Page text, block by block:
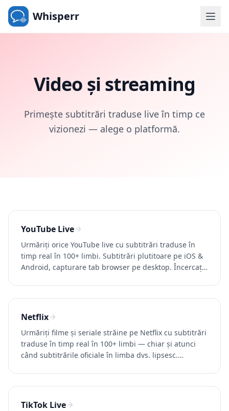
Whisperr
Video și streaming
Primește subtitrări traduse live în timp ce
vizionezi — alege o platformă.
YouTube Live
Urmăriți orice YouTube live cu subtitrări traduse în
timp real în 100+ limbi. Subtitrări plutitoare pe iOS &
Android, capturare tab browser pe desktop. Încercați
Netflix
Urmăriți filme și seriale străine pe Netflix cu subtitrări
traduse în timp real în 100+ limbi — chiar și atunci
când subtitrările oficiale în limba dvs. lipsesc.
TikTok Live